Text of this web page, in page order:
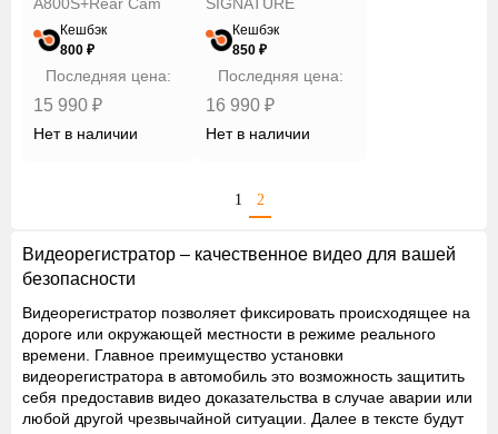
A800S+Rear Cam
Set Кешбэк
800 ₽
Последняя цена:
15 990 ₽
Нет в наличии
SIGNATURE
Кешбэк
850 ₽
Последняя цена:
16 990 ₽
Нет в наличии
1 2
Видеорегистратор – качественное видео для вашей
безопасности
Видеорегистратор позволяет фиксировать происходящее на
дороге или окружающей местности в режиме реального
времени. Главное преимущество установки
видеорегистратора в автомобиль это возможность защитить
себя предоставив видео доказательства в случае аварии или
любой другой чрезвычайной ситуации. Далее в тексте будут